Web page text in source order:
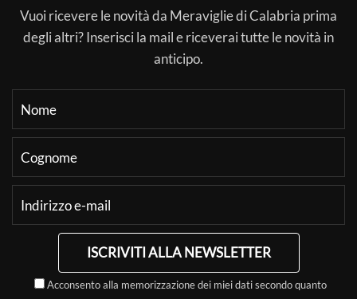
Vuoi ricevere le novità da Meraviglie di Calabria prima
degli altri? Inserisci la mail e riceverai tutte le novità in
anticipo.
ISCRIVITI ALLA NEWSLETTER
Acconsento alla memorizzazione dei miei dati secondo quanto